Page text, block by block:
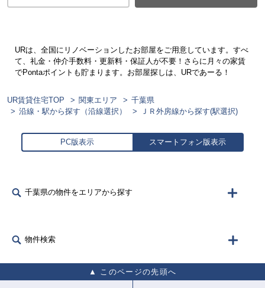
URは、全国にリノベーションしたお部屋をご用意しています。すべ
て、礼金・仲介手数料・更新料・保証人が不要！さらに月々の家賃
でPontaポイントも貯まります。お部屋探しは、URであーる！
UR賃貸住宅TOP 関東エリア
千葉県
沿線・駅から探す（沿線選択）
ＪＲ外房線から探す(駅選択)
PC版表示 スマートフォン版表示
千葉県の物件をエリアから探す
物件検索
このページの先頭へ